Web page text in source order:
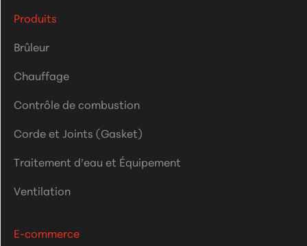
Produits
Brûleur
Chauffage
Contrôle de combustion
Corde et Joints (Gasket)
Traitement d’eau et Équipement
Ventilation
E-commerce